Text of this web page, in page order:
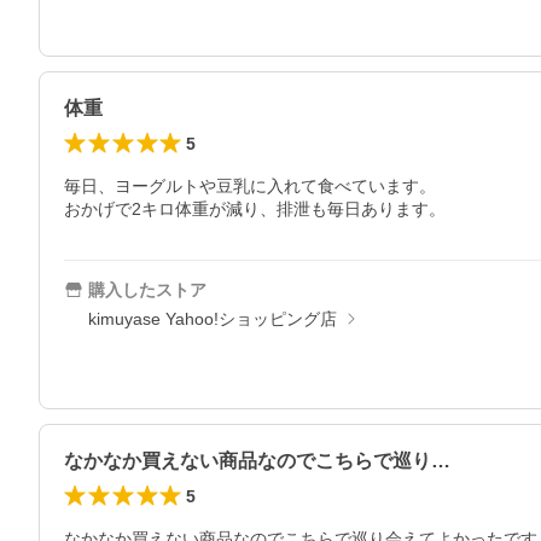
体重
5
毎日、ヨーグルトや豆乳に入れて食べています。
購入したストア
kimuyase Yahoo!ショッピング店
なかなか買えない商品なのでこちらで巡り…
5